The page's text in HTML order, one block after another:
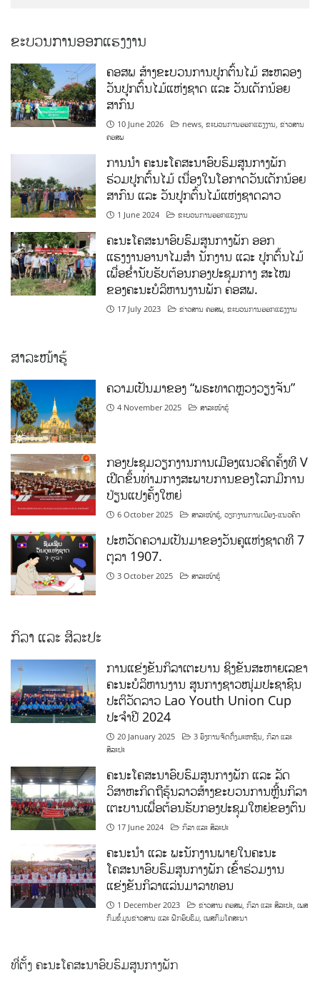
ຂະບວນການອອກແຮງງານ
ຄອສພ ສ້າງຂະບວນການປູກຕົ້ນໄມ້ ສະຫລອງ
ວັນປູກຕົ້ນໄມ້ແຫ່ງຊາດ ແລະ ວັນເດັກນ້ອຍ
ສາກົນ
10 June 2026 news ,ຂະບວນການອອກແຮງງານ ,ຂ່າວສານ
ຄອສພ
ການນໍາ ຄະນະໂຄສະນາອົບຮົມສູນກາງພັກ
ຮ່ວມປູກຕົ້ນໄມ້ ເນື່ອງໃນໂອກາດວັນເດັກນ້ອຍ
ສາກົນ ແລະ ວັນປູກຕົ້ນໄມ້ແຫ່ງຊາດລາວ
1 June 2024 ຂະບວນການອອກແຮງງານ
ຄະນະໂຄສະນາອົບຮົມສູນກາງພັກ ອອກ
ແຮງງານອານາໄມສໍາ ນັກງານ ແລະ ປູກຕົ້ນໄມ້
ເພື່ອຂໍ່ານັບຮັບຕ້ອນກອງປະຊຸມກາງ ສະໄໝ
ຂອງຄະນະບໍລິຫານງານພັກ ຄອສພ.
17 July 2023 ຂ່າວສານ ຄອສພ ,ຂະບວນການອອກແຮງງານ
ສາລະໜ້າຮູ້
ຄວາມເປັນມາຂອງ “ພຣະທາດຫຼວງວຽງຈັນ”
4 November 2025 ສາລະໜ້າຮູ້
ກອງປະຊຸມວຽກງານການເມືອງແນວຄິດຄັ້ງທີ V
ເປີດຂຶ້ນທ່າມກາງສະພາບການຂອງໂລກມີການ
ປ່ຽນແປງຄັ້ງໃຫຍ່
6 October 2025 ສາລະໜ້າຮູ້ ,ວຽກງານການເມືອງ-ແນວຄິດ
ປະຫວັດຄວາມເປັນມາຂອງວັນຄູແຫ່ງຊາດທີ 7
ຕຸລາ 1907.
3 October 2025 ສາລະໜ້າຮູ້
ກິລາ ແລະ ສິລະປະ
ການແຂ່ງຂັນກິລາເຕະບານ ຊິງຂັນສະຫາຍເລຂາ
ຄະນະບໍລິຫານງານ ສູນກາງຊາວໜຸ່ມປະຊາຊົນ
ປະຕິວັດລາວ Lao Youth Union Cup
ປະຈຳປີ 2024
20 January 2025 3 ອົງການຈັດຕັ້ງມະຫາຊົນ,ກິລາ ແລະ
ສິລະປະ
ຄະນະໂຄສະນາອົບຮົມສູນກາງພັກ ແລະ ລັດ
ວິສາຫະກິດຖືຮຸ້ນລາວສ້າງຂະບວນການຫຼີ້ນກິລາ
ເຕະບານເພື່ອຕ້ອນຮັບກອງປະຊຸມໃຫຍ່ຂອງຕົນ
17 June 2024 ກິລາ ແລະ ສິລະປະ
ຄະນະນຳ ແລະ ພະນັກງານພາຍໃນຄະນະ
ໂຄສະນາອົບຮົມສູນກາງພັກ ເຂົ້າຮ່ວມງານ
ແຂ່ງຂັນກິລາແລ່ນມາລາທອນ
1 December 2023 ຂ່າວສານ ຄອສພ,ກິລາ ແລະ ສິລະປະ,ເພສ
ກົມຂໍ້ມູນຂ່າວສານ ແລະ ຝຶກອົບຮົມ,ເພສກົມໂຄສະນາ
ທີ່ຕັ້ງ ຄະນະໂຄສະນາອົບຮົມສູນກາງພັກ